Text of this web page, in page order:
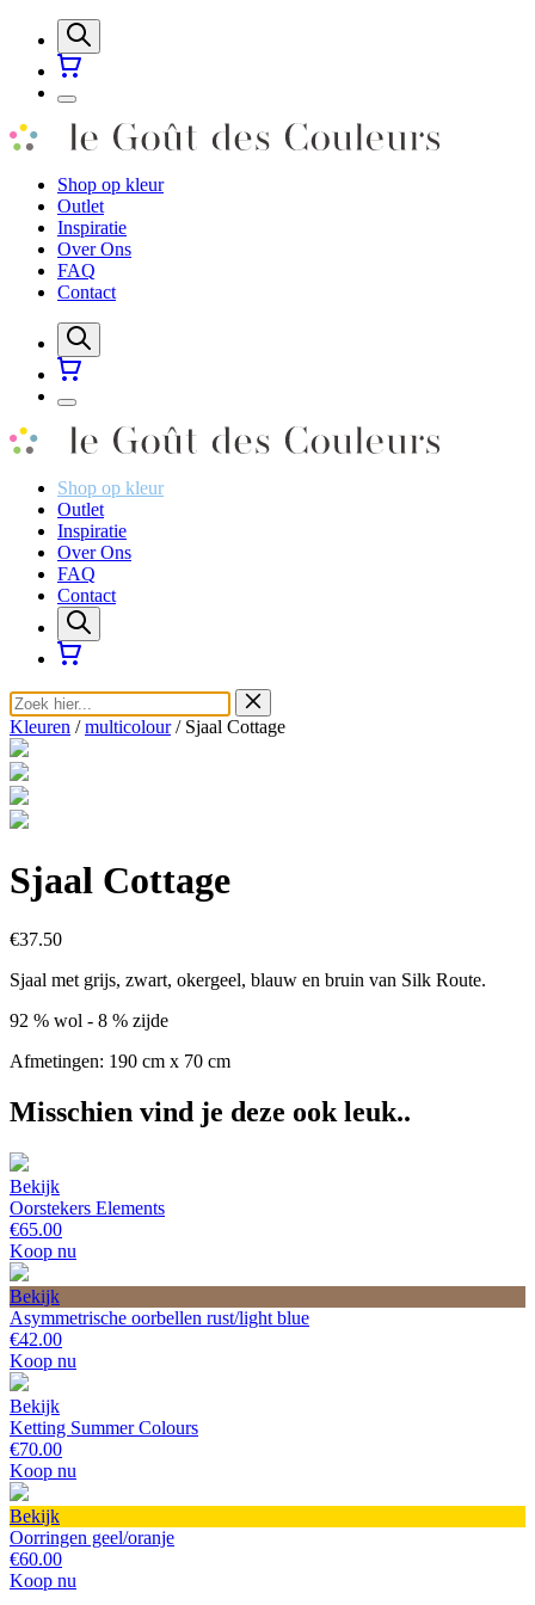
Shop op kleur
Outlet
Inspiratie
Over Ons
FAQ
Contact
Shop op kleur
Outlet
Inspiratie
Over Ons
FAQ
Contact
Kleuren /multicolour/ Sjaal Cottage
Sjaal Cottage
€37.50
Sjaal met grijs, zwart, okergeel, blauw en bruin van Silk Route.
92 % wol - 8 % zijde
Afmetingen: 190 cm x 70 cm
Misschien vind je deze ook leuk..
Bekijk
Oorstekers Elements
€65.00
Koop nu
Bekijk
Asymmetrische oorbellen rust/light blue
€42.00
Koop nu
Bekijk
Ketting Summer Colours
€70.00
Koop nu
Bekijk
Oorringen geel/oranje
€60.00
Koop nu